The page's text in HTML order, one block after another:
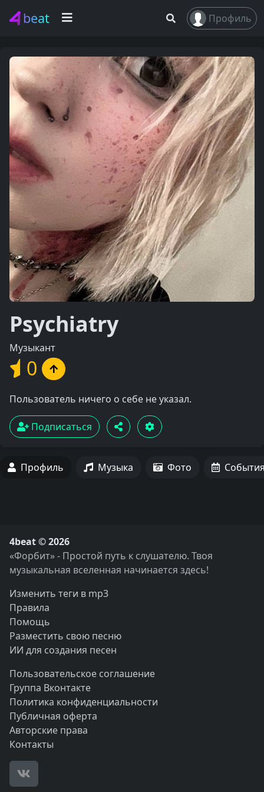
beat Профиль
Psychiatry
Музыкант
0
Пользователь ничего о себе не указал.
Подписаться
Профиль Музыка Фото
4beat © 2026
«Форбит» - Простой путь к слушателю. Твоя
музыкальная вселенная начинается здесь!
Изменить теги в mp3
Правила
Помощь
Разместить свою песню
ИИ для создания песен
Пользовательское соглашение
Группа Вконтакте
Политика конфиденциальности
Публичная оферта
Авторские права
Контакты